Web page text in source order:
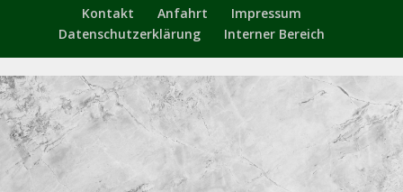
Kontakt
Anfahrt
Impressum
Datenschutzerklärung
Interner Bereich